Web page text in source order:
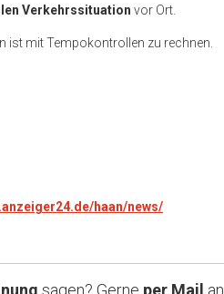
Verkehrssituation vor Ort.
ist mit Tempokontrollen zu rechnen.
haan/news/
sagen? Gerne per Mail an